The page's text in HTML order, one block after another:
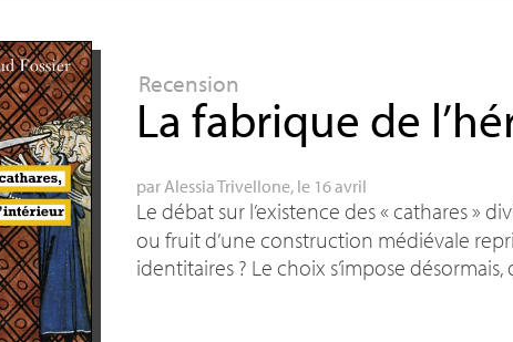
Recension
La fabrique de
par Alessia Trivellone, le 16 avril
Le débat sur l’existence des « cathares»
ou fruit d’une construction médiévale
identitaires ? Le choix s’impose